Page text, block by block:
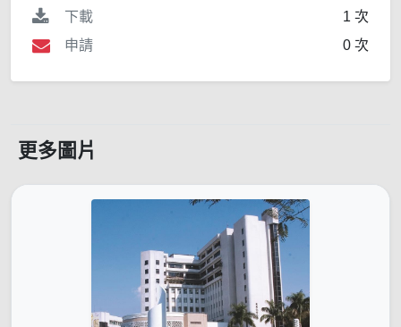
下載
1 次
申請
0 次
更多圖片